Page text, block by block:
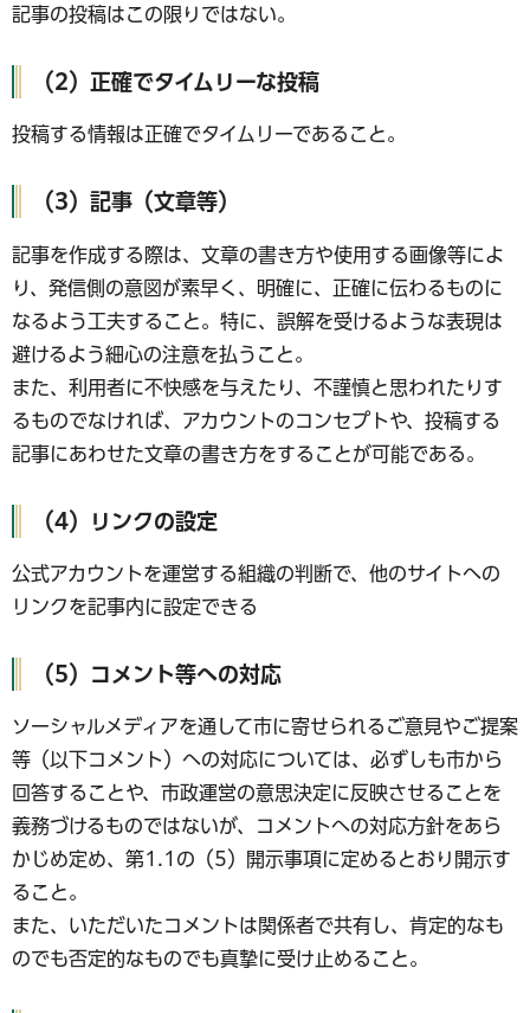
記事の投稿はこの限りではない。
（2）正確でタイムリーな投稿
投稿する情報は正確でタイムリーであること。
（3）記事（文章等）
記事を作成する際は、文章の書き方や使用する画像等によ
り、発信側の意図が素早く、明確に、正確に伝わるものに
なるよう工夫すること。特に、誤解を受けるような表現は
避けるよう細心の注意を払うこと。
また、利用者に不快感を与えたり、不謹慎と思われたりす
るものでなければ、アカウントのコンセプトや、投稿する
記事にあわせた文章の書き方をすることが可能である。
（4）リンクの設定
公式アカウントを運営する組織の判断で、他のサイトへの
リンクを記事内に設定できる
（5）コメント等への対応
ソーシャルメディアを通して市に寄せられるご意見やご提案
等（以下コメント）への対応については、必ずしも市から
回答することや、市政運営の意思決定に反映させることを
義務づけるものではないが、コメントへの対応方針をあら
かじめ定め、第1.1の（5）開示事項に定めるとおり開示す
ること。
また、いただいたコメントは関係者で共有し、肯定的なも
のでも否定的なものでも真摯に受け止めること。